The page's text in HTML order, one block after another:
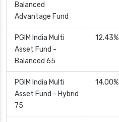
Balanced
Advantage Fund
PGIM India Multi
Asset Fund -
Balanced 65
12.43%
PGIM India Multi
Asset Fund - Hybrid
75
14.00%